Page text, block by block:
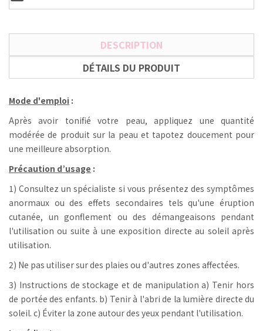
DESCRIPTION
DÉTAILS DU PRODUIT
Mode d'emploi :
Après avoir tonifié votre peau, appliquez une quantité
modérée de produit sur la peau et tapotez doucement pour
une meilleure absorption.
Précaution d’usage :
1) Consultez un spécialiste si vous présentez des symptômes
anormaux ou des effets secondaires tels qu'une éruption
cutanée, un gonflement ou des démangeaisons pendant
l'utilisation ou suite à une exposition directe au soleil après
utilisation.
2) Ne pas utiliser sur des plaies ou d'autres zones affectées.
3) Instructions de stockage et de manipulation a) Tenir hors
de portée des enfants. b) Tenir à l'abri de la lumière directe du
soleil. c) Éviter la zone autour des yeux pendant l'utilisation.